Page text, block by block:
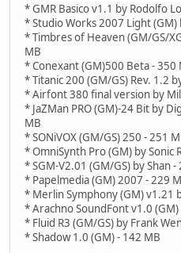
* GMR Basico v1.1 by Rodolfo
* Studio Works 2007 Light
* Timbres of Heaven (GM/GS/
MB
* Conexant (GM)500 Beta - 350
* Titanic 200 (GM/GS) Rev. 1.2
* Airfont 380 final version by
* JaZMan PRO (GM)-24 Bit by
MB
* SONiVOX (GM/GS) 250 - 251
* OmniSynth Pro (GM) by Sonic
* SGM-V2.01 (GM/GS) by Shan -
* Papelmedia (GM) 2007 - 229
* Merlin Symphony (GM) v1.21
* Arachno SoundFont v1.0
* Fluid R3 (GM/GS) by Frank
* Shadow 1.0 (GM) - 142 MB